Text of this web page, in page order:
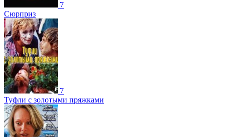
7
Сюрприз
7
Туфли с золотыми пряжками